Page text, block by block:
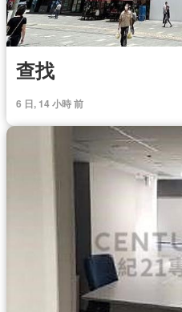
查找
6 日, 14 小時 前